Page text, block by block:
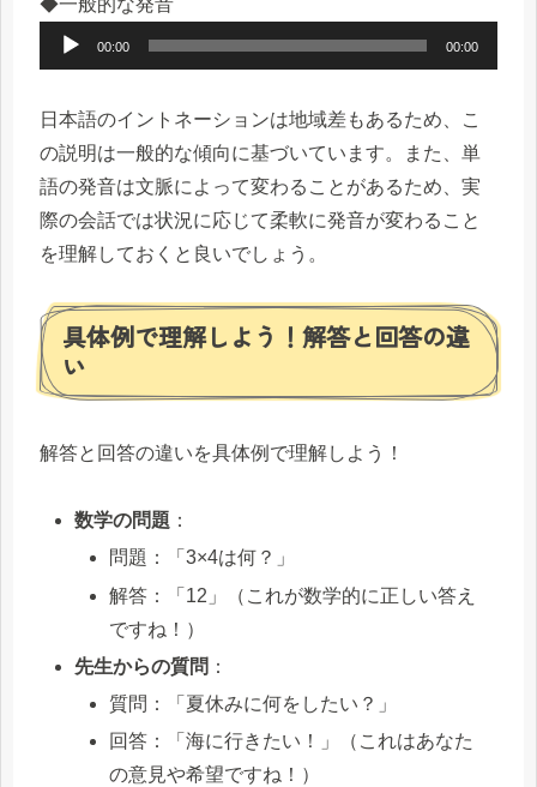
声
00:00 00:00
日本語のイントネーションは地域差もあるため、こ
の説明は一般的な傾向に基づいています。また、単
語の発音は文脈によって変わることがあるため、実
際の会話では状況に応じて柔軟に発音が変わること
を理解しておくと良いでしょう。
具体例で理解しよう！解答と回答の違
い
解答と回答の違いを具体例で理解しよう！
数学の問題 ：
問題：「3×4は何？」
解答：「12」（これが数学的に正しい答え
ですね！）
先生からの質問 ：
質問：「夏休みに何をしたい？」
回答：「海に行きたい！」（これはあなた
の意見や希望ですね！）